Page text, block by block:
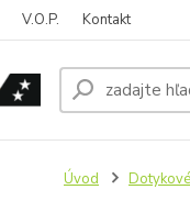
V.O.P. Kontakt
Úvod